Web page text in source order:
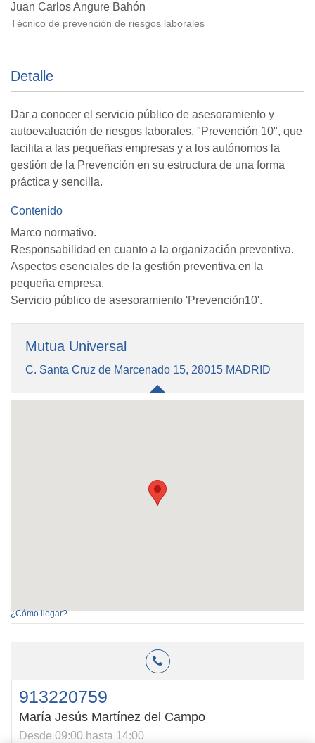
Juan Carlos Angure Bahón
Técnico de prevención de riesgos laborales
Detalle
Dar a conocer el servicio público de asesoramiento y
autoevaluación de riesgos laborales, "Prevención 10", que
facilita a las pequeñas empresas y a los autónomos la
gestión de la Prevención en su estructura de una forma
práctica y sencilla.
Contenido
Marco normativo.
Responsabilidad en cuanto a la organización preventiva.
Aspectos esenciales de la gestión preventiva en la
pequeña empresa.
Servicio público de asesoramiento 'Prevención10'.
Mutua Universal
C. Santa Cruz de Marcenado 15, 28015 MADRID
¿Cómo llegar?
913220759
María Jesús Martínez del Campo
Desde 09:00 hasta 14:00